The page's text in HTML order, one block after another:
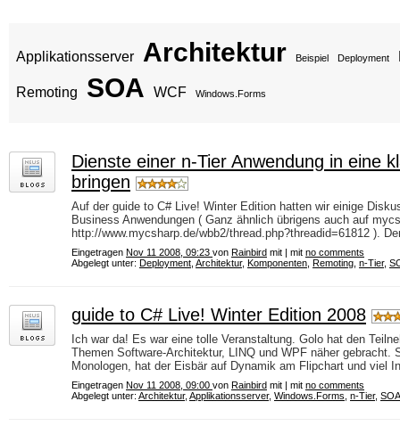
Applikationsserver Architektur Beispiel Deployment
Remoting SOA WCF Windows.Forms
Dienste einer n-Tier Anwendung in eine
bringen
Auf der guide to C# Live! Winter Edition hatten wir einige
Business Anwendungen ( Ganz ähnlich übrigens auch auf
http://www.mycsharp.de/wbb2/thread.php?threadid=61812 ).
Eingetragen Nov 11 2008, 09:23 von Rainbird mit | mit no comments
Abgelegt unter: Deployment Architektur, Komponenten Remoting n-Tier,
guide to C# Live! Winter Edition 2008
Ich war da! Es war eine tolle Veranstaltung. Golo hat den
Themen Software-Architektur, LINQ und WPF näher gebracht.
Monologen, hat der Eisbär auf Dynamik am Flipchart und viel
Eingetragen Nov 11 2008, 09:00 von Rainbird mit | mit no comments
Abgelegt unter: Architektur, Applikationsserver, Windows.Forms n-Tier, SOA